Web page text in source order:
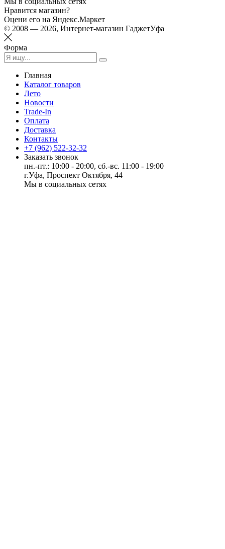
Нравится магазин?
Оцени его на Яндекс.Маркет
© 2008 — 2026, Интернет-магазин ГаджетУфа
Форма
Главная
Каталог товаров
Лето
Новости
Trade-In
Оплата
Доставка
Контакты
+7 (962) 522-32-32
Заказать звонок
пн.-пт.: 10:00 - 20:00, сб.-вс. 11:00 - 19:00
г.Уфа, Проспект Октября, 44
Мы в социальных сетях